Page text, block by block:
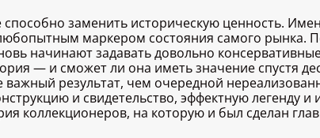
заменить историческую ценность.
маркером состояния самого рынка.
начинают задавать довольно
— и сможет ли она иметь значение спустя
важный результат, чем очередной
и свидетельство, эффектную легенду и
коллекционеров, на которую и был сделан